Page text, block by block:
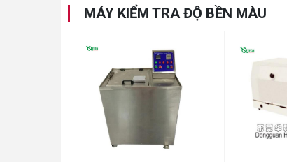
MÁY KIỂM TRA ĐỘ BỀN MÀU